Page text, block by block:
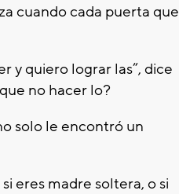
cuando cada puerta que
y quiero lograr las”, dice
no hacer lo?
solo le encontró un
eres madre soltera, o si